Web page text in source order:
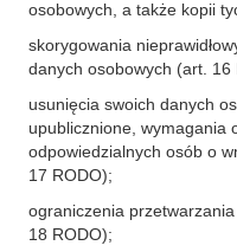
osobowych, a także kopii
skorygowania
danych osobowych (art. 16
usunięcia swoich danych
upublicznione, wymagania
odpowiedzialnych osób o
17 RODO);
ograniczenia
18 RODO);